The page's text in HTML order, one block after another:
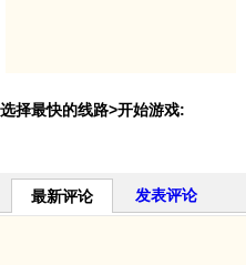
选择最快的线路>开始游戏:
最新评论 发表评论